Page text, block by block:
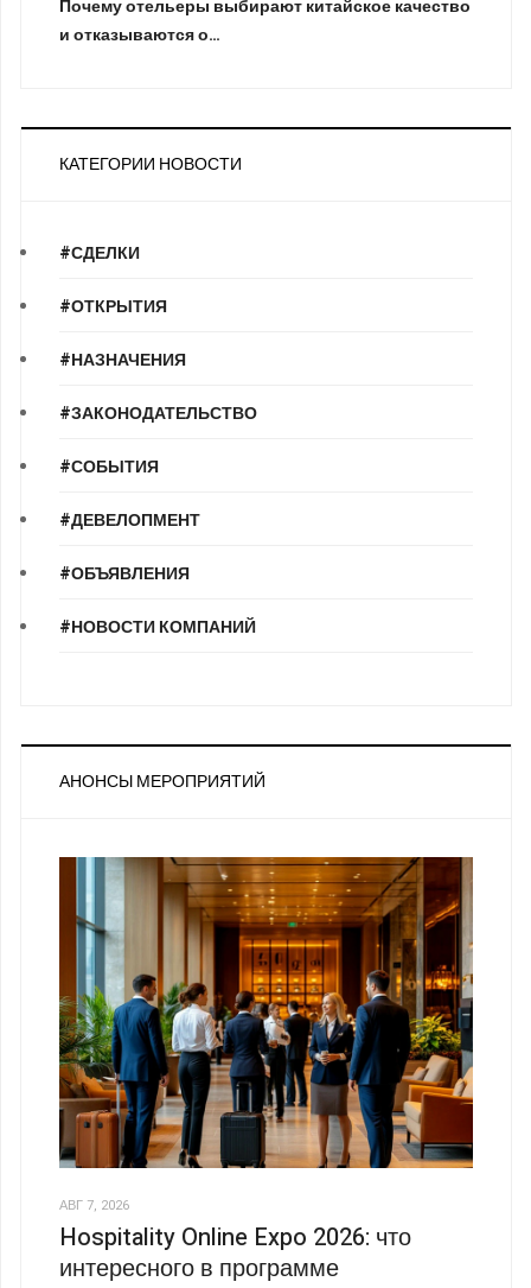
Почему отельеры выбирают китайское качество
и отказываются о…
КАТЕГОРИИ НОВОСТИ
#СДЕЛКИ
#ОТКРЫТИЯ
#НАЗНАЧЕНИЯ
#ЗАКОНОДАТЕЛЬСТВО
#СОБЫТИЯ
#ДЕВЕЛОПМЕНТ
#ОБЪЯВЛЕНИЯ
#НОВОСТИ КОМПАНИЙ
АНОНСЫ МЕРОПРИЯТИЙ
АВГ 7, 2026
Hospitality Online Expo 2026: что
интересного в программе